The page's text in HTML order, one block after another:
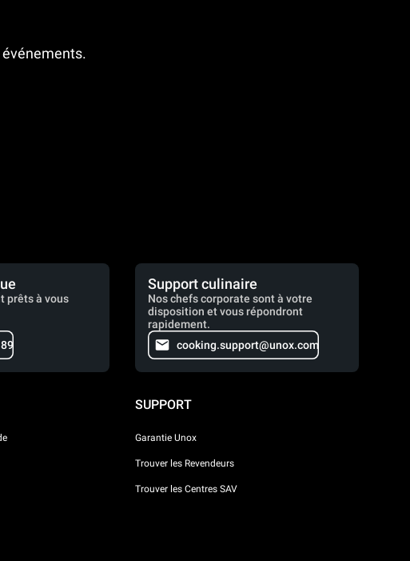
prêts à vous
Support culinaire
Nos chefs corporate sont à votre
disposition et vous répondront
rapidement.
cooking.support@unox.com
SUPPORT
Garantie Unox
Trouver les Revendeurs
Trouver les Centres SAV